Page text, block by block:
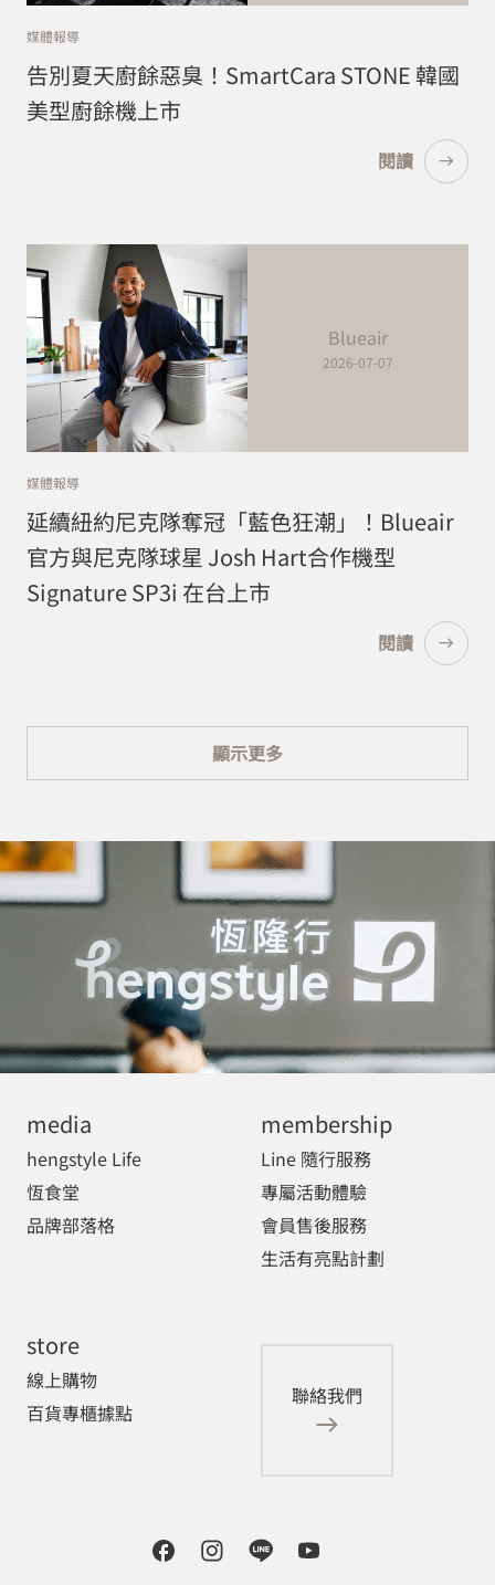
媒體報導
告別夏天廚餘惡臭！SmartCara STONE 韓國
美型廚餘機上市
閱讀
Blueair
2026-07-07
媒體報導
延續紐約尼克隊奪冠「藍色狂潮」！Blueair
官方與尼克隊球星 Josh Hart合作機型
Signature SP3i 在台上市
閱讀
顯示更多
media
hengstyle Life
恆食堂
品牌部落格
membership
Line 隨行服務
專屬活動體驗
會員售後服務
生活有亮點計劃
store
線上購物
百貨專櫃據點
聯絡我們